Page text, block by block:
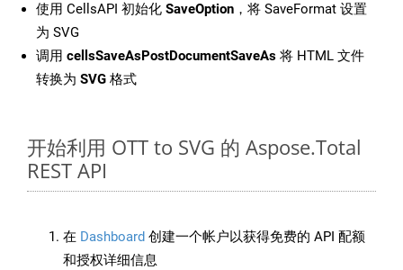
使用 CellsAPI 初始化 SaveOption ，将 SaveFormat 设置
为 SVG
调用 cellsSaveAsPostDocumentSaveAs 将 HTML 文件
转换为 SVG 格式
开始利用 OTT to SVG 的 Aspose.Total
REST API
在 Dashboard 创建一个帐户以获得免费的 API 配额
和授权详细信息